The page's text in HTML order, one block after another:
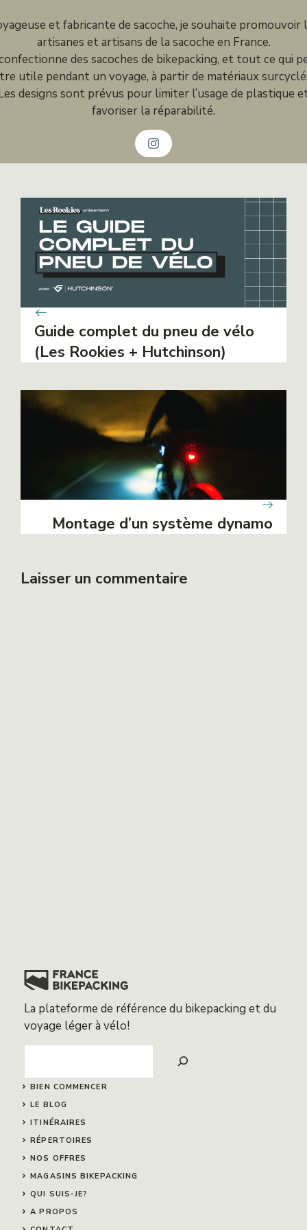
et fabricante de sacoche, je souhaite promouvoir
artisanes et artisans de la sacoche en France.
des sacoches de bikepacking, et tout ce qui
utile pendant un voyage, à partir de matériaux
designs sont prévus pour limiter l’usage de plastique
favoriser la réparabilité.
Guide complet du pneu de vélo
(Les Rookies + Hutchinson)
Montage d’un système dynamo
Laisser un commentaire
La plateforme de référence du bikepacking et du
voyage léger à vélo!
BIEN COMMENCER
LE BLOG
ITINÉRAIRES
RÉPERTOIRES
NOS OFFRES
MAGASINS BIKEPACKING
QUI SUIS-JE?
A PROPOS